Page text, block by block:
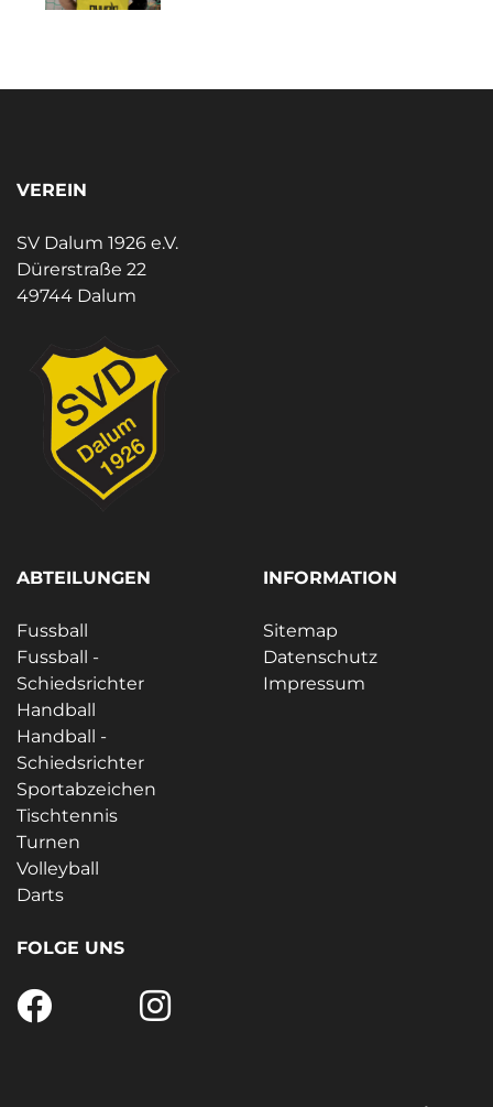
VEREIN
SV Dalum 1926 e.V.
Dürerstraße 22
49744 Dalum
ABTEILUNGEN
Fussball
Fussball -
Schiedsrichter
Handball
Handball -
Schiedsrichter
Sportabzeichen
Tischtennis
Turnen
Volleyball
Darts
INFORMATION
Sitemap
Datenschutz
Impressum
FOLGE UNS